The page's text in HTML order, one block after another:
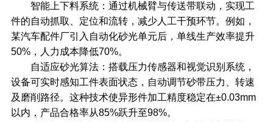
智能上下料系统：通过机械臂与传送带联动，实现工
件的自动抓取、定位和流转，减少人工干预环节。例如，
某汽车配件厂引入自动化砂光单元后，单线生产效率提升
50%，人力成本降低70%。
自适应砂光算法：搭载压力传感器和视觉识别系统，
设备可实时感知工件表面状态，自动调节砂带压力、转速
及磨削路径。这种技术使异形件加工精度稳定在±0.03mm
以内，产品合格率从85%跃升至98%。